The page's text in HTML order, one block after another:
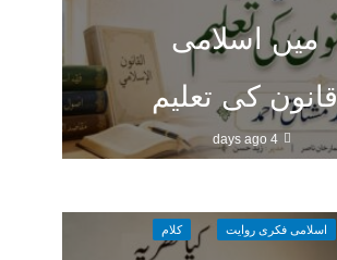
میں اسلامی
قانون کی تعلیم
4 days ago
اسلامی فکری روایت کلام